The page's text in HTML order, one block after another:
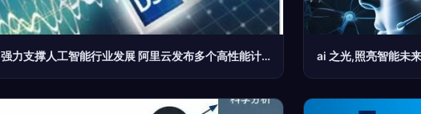
强力支撑人工智能行业发展 阿里云发布多个高性能计算产品 ai 之光,照亮智能未